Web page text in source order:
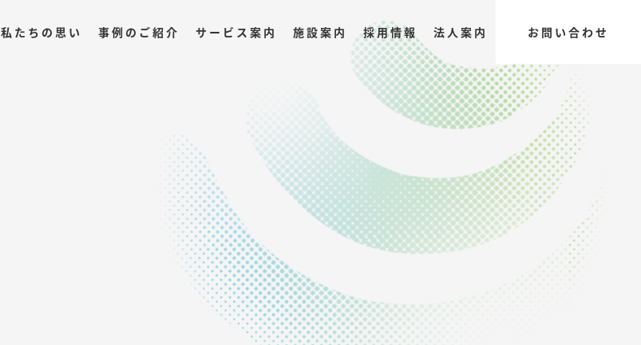
私たちの思い 事例のご紹介 サービス案内 施設案内 採用情報 法人案内 お問い合わせ